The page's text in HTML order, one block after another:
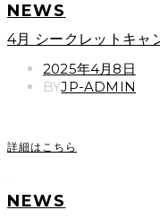
NEWS
4月 シークレットキャ
POSTED
ON
2025年4月8日
BYJP-ADMIN
詳細はこちら
NEWS